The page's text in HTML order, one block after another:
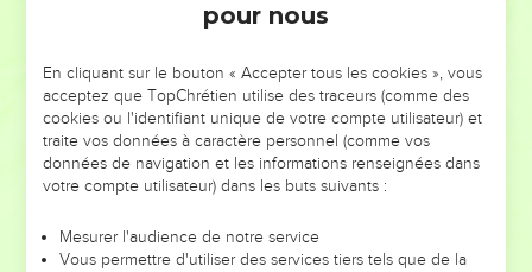
NE MANQUEZ PAS L’ÉVÉNEMENT
DE L’ANNÉE !
ET SI LEURS ERREURS POUVAIENT VOUS ÉVITER LES
VOTRES ?
leur foi ou leur vision. Mais on voit moins les doutes, les erreurs
et les saisons difficiles qu'ils ont traversés, alors même que ce
pour nous
En cliquant sur le bouton « Accepter tous les cookies », vous
acceptez que TopChrétien utilise des traceurs (comme des
cookies ou l'identifiant unique de votre compte utilisateur) et
traite vos données à caractère personnel (comme vos
données de navigation et les informations renseignées dans
votre compte utilisateur) dans les buts suivants :
Mesurer l'audience de notre service
Vous permettre d'utiliser des services tiers tels que de la